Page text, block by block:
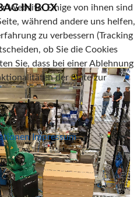
IN BOX
Website. Einige von ihnen sind
während andere uns helfen,
zu verbessern (Tracking
ob Sie die Cookies
Sie, dass bei einer Ablehnung
der Seite zur
Impressum